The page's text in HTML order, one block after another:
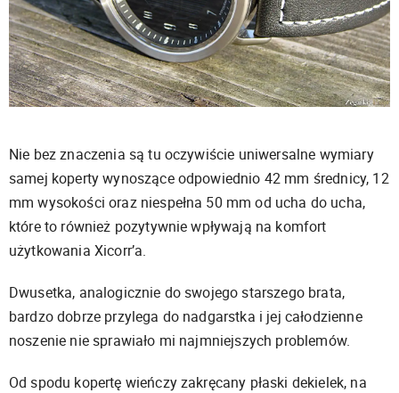
Nie bez znaczenia są tu oczywiście uniwersalne wymiary
samej koperty wynoszące odpowiednio 42 mm średnicy, 12
mm wysokości oraz niespełna 50 mm od ucha do ucha,
które to również pozytywnie wpływają na komfort
użytkowania Xicorr’a.
Dwusetka, analogicznie do swojego starszego brata,
bardzo dobrze przylega do nadgarstka i jej całodzienne
noszenie nie sprawiało mi najmniejszych problemów.
Od spodu kopertę wieńczy zakręcany płaski dekielek, na